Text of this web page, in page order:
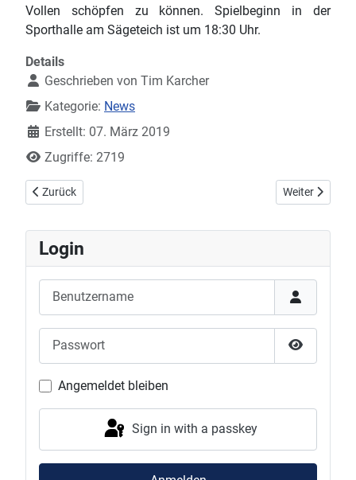
Vollen schöpfen zu können. Spielbeginn in der
Sporthalle am Sägeteich ist um 18:30 Uhr.
Details
Geschrieben von Tim Karcher
Kategorie: News
Erstellt: 07. März 2019
Zugriffe: 2719
Vorheriger Beitrag: Vorschau 3. Bundesliga Damen: DJK - BSC
Zurück Nächster
Weiter
Login
Show
Angemeldet bleiben
Sign in with a passkey